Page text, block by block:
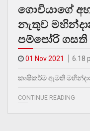
ගොවියාගේ
නැතුව
පම්පෝරි ගසති
01 Nov 2021 6.18
කෘෂිකර්ම ඇමති
CONTINUE READING